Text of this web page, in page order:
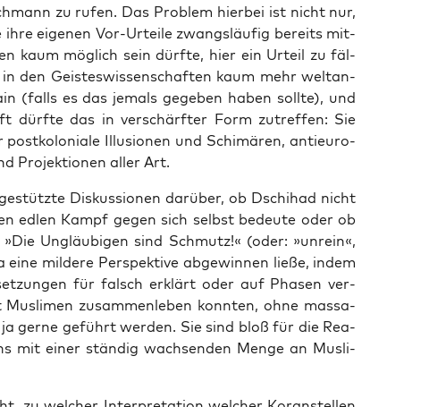
zu rufen. Das Pro­blem hier­bei ist nicht nur,
ihre eige­nen Vor-Urtei­le zwangs­läu­fig bereits mit­
kaum mög­lich sein dürf­te, hier ein Urteil zu fäl­
den Geis­tes­wis­sen­schaf­ten kaum mehr welt­an­
(falls es das jemals gege­ben haben soll­te), und
dürf­te das in ver­schärf­ter Form zutref­fen: Sie
post­ko­lo­nia­le Illu­sio­nen und Schi­mä­ren, anti­eu­ro­
Pro­jek­tio­nen aller Art.
Dis­kus­sio­nen dar­über, ob Dschi­had nicht
edlen Kampf gegen sich selbst bedeu­te oder ob
Ungläu­bi­gen sind Schmutz!« (oder: »unrein«,
eine mil­de­re Per­spek­ti­ve abge­win­nen lie­ße, indem
für falsch erklärt oder auf Pha­sen ver­
zusam­men­le­ben konn­ten, ohne mas­sa­
ger­ne geführt wer­den. Sie sind bloß für die Rea­
mit einer stän­dig wach­sen­den Men­ge an Mus­li­